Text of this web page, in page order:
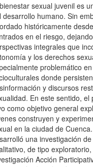
sexual juvenil es
desarrollo humano. Sin
históricamente
en el riesgo,
integrales que
y los derechos
problemático
donde
y discursos
En este sentido, el
como objetivo general
construyen y
en la ciudad de
una investigación
de tipo
Acción